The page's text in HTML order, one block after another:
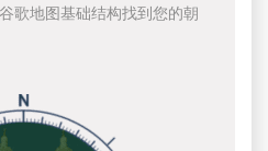
歌地图基础结构找到您的朝